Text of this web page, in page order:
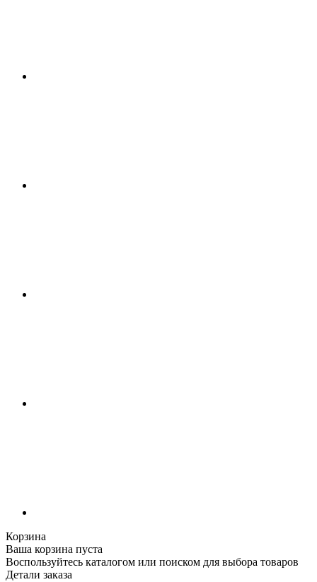
Корзина
Ваша корзина пуста
Воспользуйтесь каталогом или поиском для выбора товаров
Детали заказа